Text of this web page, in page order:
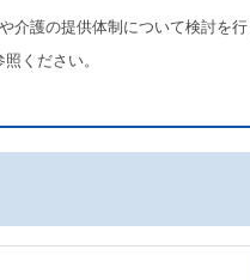
護の提供体制について検討を
照ください。